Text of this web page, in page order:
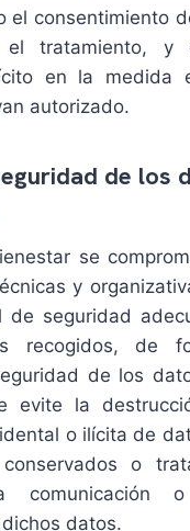
el consentimiento
el tratamiento, y
en la medida
autorizado.
de los
se
y
de seguridad
recogidos, de
de los
evite la
o ilícita de
conservados o
comunicación
datos.